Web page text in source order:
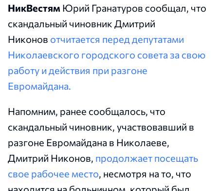
НикВестям Юрий Гранатуров сообщал, что
скандальный чиновник Дмитрий
Никонов отчитается перед депутатами
Николаевского городского совета за свою
работу и действия при разгоне
Евромайдана.
Напомним, ранее сообщалось, что
скандальный чиновник, участвовавший в
разгоне Евромайдана в Николаеве,
Дмитрий Никонов, продолжает посещать
свое рабочее место, несмотря на то, что